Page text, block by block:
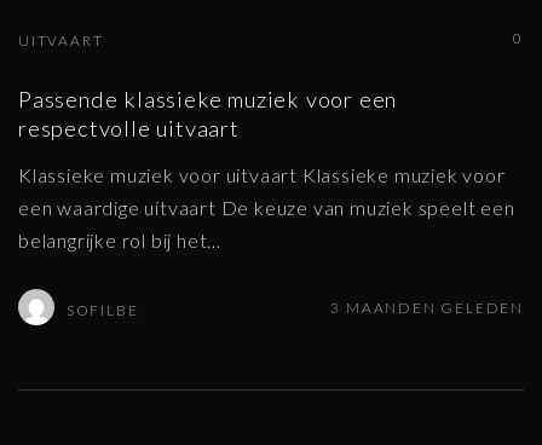
0
UITVAART
Passende klassieke muziek voor een
respectvolle uitvaart
Klassieke muziek voor uitvaart Klassieke muziek voor
een waardige uitvaart De keuze van muziek speelt een
belangrijke rol bij het…
SOFILBE 3 MAANDEN GELEDEN